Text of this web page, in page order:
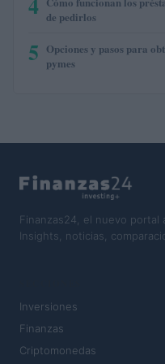
de pedirlos
5 Opciones y pasos para
pymes
Finanzas24, el nuevo portal
Insights, noticias,
Inversiones
Finanzas
Criptomonedas